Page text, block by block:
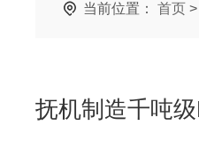
当前位置： 首页 >
抚机制造千吨